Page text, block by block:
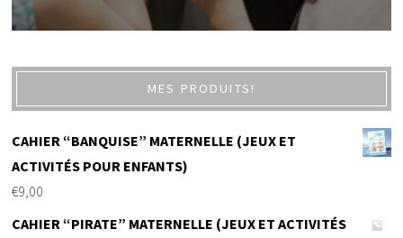
MES PRODUITS!
CAHIER “BANQUISE” MATERNELLE (JEUX ET
ACTIVITÉS POUR ENFANTS)
€9,00
CAHIER “PIRATE” MATERNELLE (JEUX ET ACTIVITÉS